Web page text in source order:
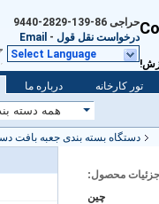
حراجی 86-139-2829-9440
درخواست نقل قول -
Email
Select Language
درباره ما تور کارخانه
دستگاه بسته بندی جعبه بافت
جزئیات محصول:
چین